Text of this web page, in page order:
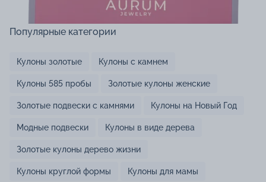
Популярные категории
Кулоны золотые Кулоны с камнем
Кулоны 585 пробы Золотые кулоны женские
Золотые подвески с камнями Кулоны на Новый Год
Модные подвески Кулоны в виде дерева
Золотые кулоны дерево жизни
Кулоны круглой формы Кулоны для мамы